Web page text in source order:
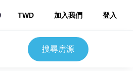
TWD 加入我們 登入
搜尋房源